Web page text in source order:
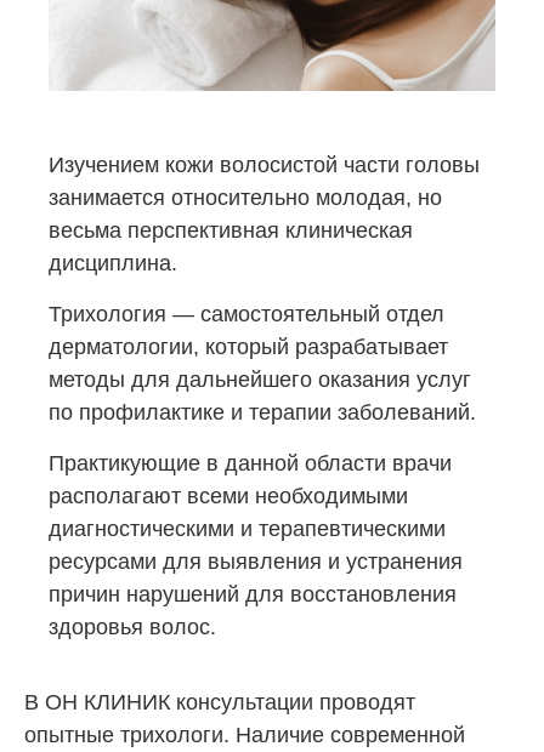
Изучением кожи волосистой части головы
занимается относительно молодая, но
весьма перспективная клиническая
дисциплина.
Трихология — самостоятельный отдел
дерматологии, который разрабатывает
методы для дальнейшего оказания услуг
по профилактике и терапии заболеваний.
Практикующие в данной области врачи
располагают всеми необходимыми
диагностическими и терапевтическими
ресурсами для выявления и устранения
причин нарушений для восстановления
здоровья волос.
В ОН КЛИНИК консультации проводят
опытные трихологи. Наличие современной